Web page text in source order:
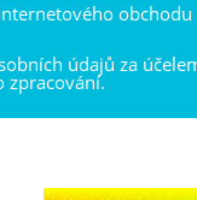
obchodu
údajů za
zpracování.